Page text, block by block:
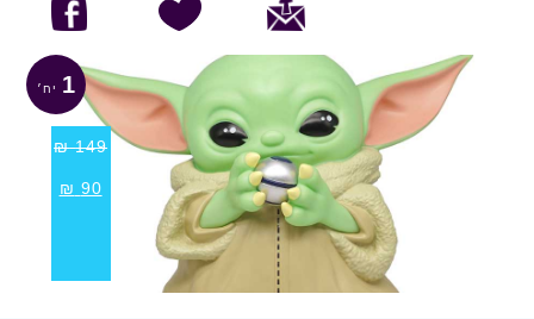
1
149
₪
90
₪